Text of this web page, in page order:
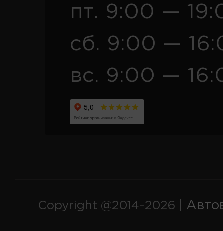
пт. 9:00 —
сб. 9:00 —
вс. 9:00 —
Copyright @2014-2026 |